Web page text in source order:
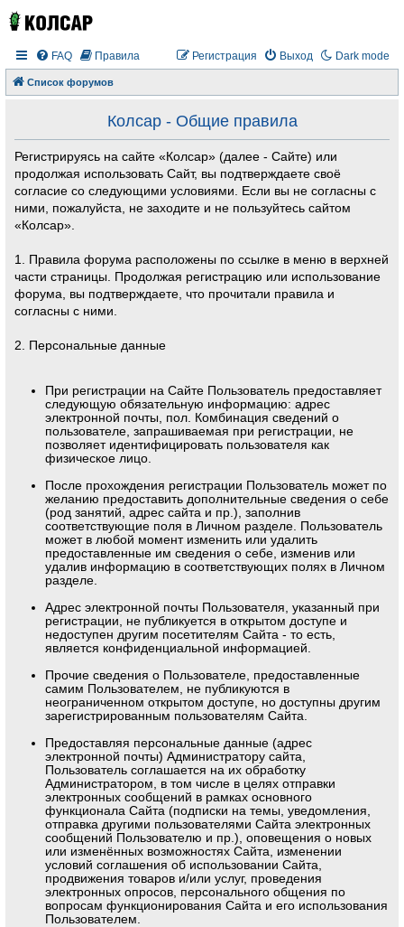
Dark mode
FAQ Правила Выход
Регистрация
Список форумов
Колсар - Общие правила
Регистрируясь на сайте «Колсар» (далее - Сайте) или
продолжая использовать Сайт, вы подтверждаете своё
согласие со следующими условиями. Если вы не согласны с
ними, пожалуйста, не заходите и не пользуйтесь сайтом
«Колсар».
1. Правила форума расположены по ссылке в меню в верхней
части страницы. Продолжая регистрацию или использование
форума, вы подтверждаете, что прочитали правила и
согласны с ними.
2. Персональные данные
При регистрации на Сайте Пользователь предоставляет
следующую обязательную информацию: адрес
электронной почты, пол. Комбинация сведений о
пользователе, запрашиваемая при регистрации, не
позволяет идентифицировать пользователя как
физическое лицо.
После прохождения регистрации Пользователь может по
желанию предоставить дополнительные сведения о себе
(род занятий, адрес сайта и пр.), заполнив
соответствующие поля в Личном разделе. Пользователь
может в любой момент изменить или удалить
предоставленные им сведения о себе, изменив или
удалив информацию в соответствующих полях в Личном
разделе.
Адрес электронной почты Пользователя, указанный при
регистрации, не публикуется в открытом доступе и
недоступен другим посетителям Сайта - то есть,
является конфиденциальной информацией.
Прочие сведения о Пользователе, предоставленные
самим Пользователем, не публикуются в
неограниченном открытом доступе, но доступны другим
зарегистрированным пользователям Сайта.
Предоставляя персональные данные (адрес
электронной почты) Администратору сайта,
Пользователь соглашается на их обработку
Администратором, в том числе в целях отправки
электронных сообщений в рамках основного
функционала Сайта (подписки на темы, уведомления,
отправка другими пользователями Сайта электронных
сообщений Пользователю и пр.), оповещения о новых
или изменённых возможностях Сайта, изменении
условий соглашения об использовании Сайта,
продвижения товаров и/или услуг, проведения
электронных опросов, персонального общения по
вопросам функционирования Сайта и его использования
Пользователем.